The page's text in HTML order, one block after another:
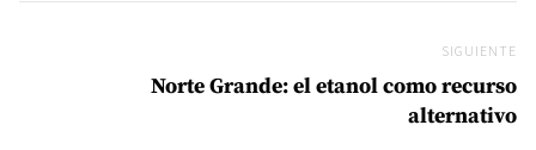
SIGUIENTE
Norte Grande: el etanol como recurso
alternativo